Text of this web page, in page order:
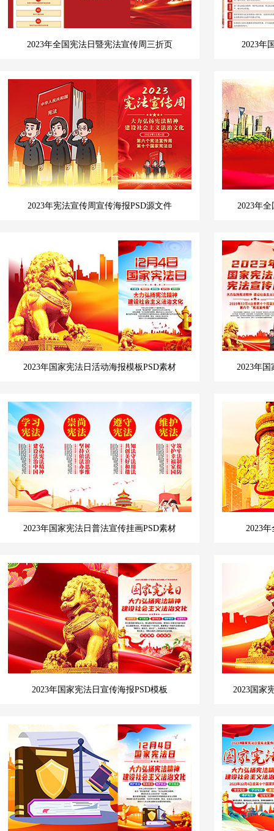
2023年全国宪法日暨宪法宣传周三折页 2023年
2023年宪法宣传周宣传海报PSD源文件 2023年
2023年国家宪法日活动海报模板PSD素材 2023年
2023年国家宪法日普法宣传挂画PSD素材 2023
2023年国家宪法日宣传海报PSD模板 2023国家